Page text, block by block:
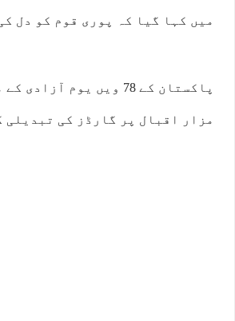
میں کہا گیا کہ پوری قوم کو دل
پاکستان کے 78 ویں
مزار اقبال پر گارڈز کی تبدیلی